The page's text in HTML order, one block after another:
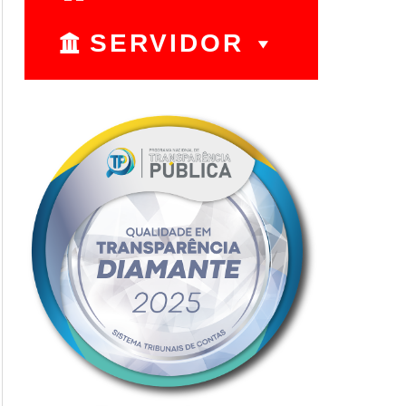
SERVIDOR